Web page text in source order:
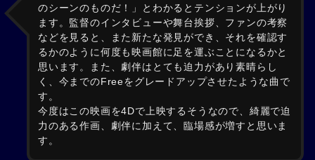
のシーンのものだ！」とわかるとテンションが上がり
ます。監督のインタビューや舞台挨拶、ファンの考察
などを見ると、また新たな発見ができ、それを確認す
るかのように何度も映画館に足を運ぶことになるかと
思います。また、劇伴はとても迫力があり素晴らし
く、今までのFreeをグレードアップさせたような曲で
す。
今度はこの映画を4Dで上映するそうなので、綺麗で迫
力のある作画、劇伴に加えて、臨場感が増すと思いま
す。